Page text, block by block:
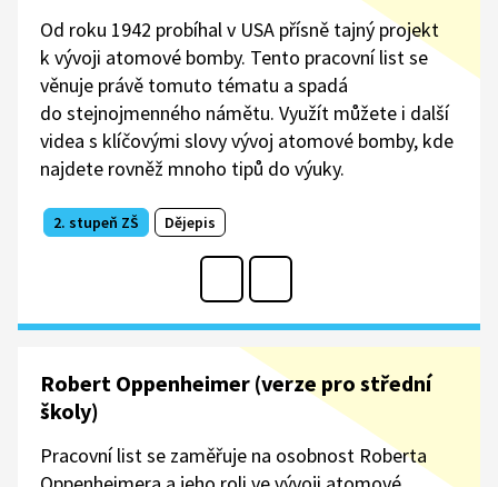
Od roku 1942 probíhal v USA přísně tajný projekt
k vývoji atomové bomby. Tento pracovní list se
věnuje právě tomuto tématu a spadá
do stejnojmenného námětu. Využít můžete i další
videa s klíčovými slovy vývoj atomové bomby, kde
najdete rovněž mnoho tipů do výuky.
2. stupeň ZŠ Dějepis
Robert Oppenheimer (verze pro střední
školy)
Pracovní list se zaměřuje na osobnost Roberta